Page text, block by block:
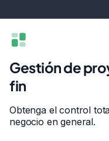
Gestión de
fin
Obtenga el control
negocio en general.